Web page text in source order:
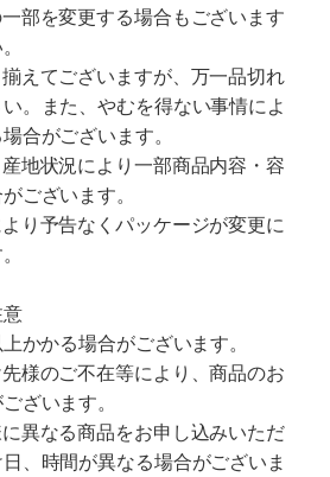
部を変更する場合もございます
えてございますが、万一品切れ
。また、やむを得ない事情によ
合がございます。
地状況により一部商品内容・容
ございます。
り予告なくパッケージが変更に
かかる場合がございます。
様のご不在等により、商品のお
ざいます。
異なる商品をお申し込みいただ
、時間が異なる場合がございま